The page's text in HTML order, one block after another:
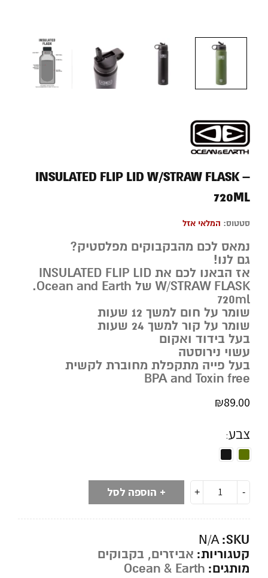
INSULATED FLIP LID W/STRAW FLASK –
720ML
סטטוס: המלאי אזל
נמאס לכם מהבקבוקים מפלסטיק?
גם לנו!
אז הבאנו לכם את INSULATED FLIP LID
W/STRAW FLASK של Ocean and Earth.
720ml
שומר על חום למשך 12 שעות
שומר על קור למשך 24 שעות
בעל בידוד ואקום
עשוי נירוסטה
בעל פייה מתקפלת מחוברת לקשית
BPA and Toxin free
₪89.00
צבע
הוספה לסל
SKU:
N/A
קטגוריות: אביזרים, בקבוקים
מותגים: Ocean & Earth